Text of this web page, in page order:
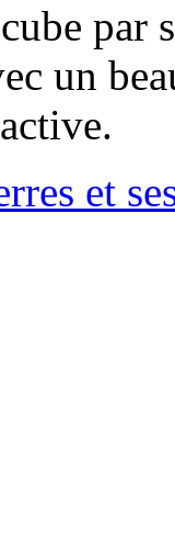
par
un
et